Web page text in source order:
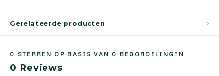
Gerelateerde producten
0 STERREN OP BASIS VAN 0 BEOORDELINGEN
0 Reviews